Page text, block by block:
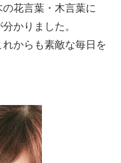
花言葉・木言葉に
かりました。
からも素敵な毎日を